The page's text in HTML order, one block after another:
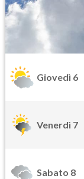
Giovedì 6
Venerdì 7
Sabato 8